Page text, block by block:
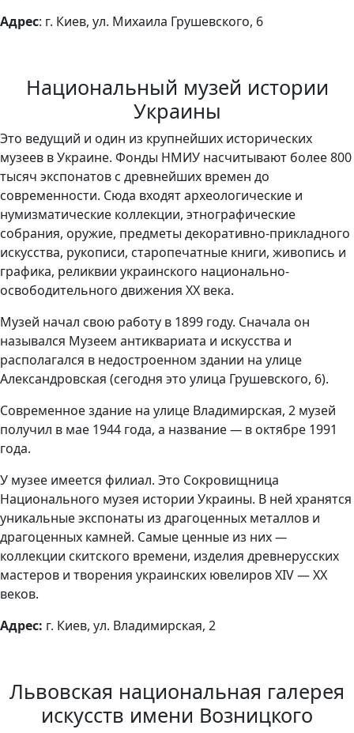
Адрес: г. Киев, ул. Михаила Грушевского, 6
Национальный музей истории
Украины
Это ведущий и один из крупнейших исторических
музеев в Украине. Фонды НМИУ насчитывают более 800
тысяч экспонатов с древнейших времен до
современности. Сюда входят археологические и
нумизматические коллекции, этнографические
собрания, оружие, предметы декоративно-прикладного
искусства, рукописи, старопечатные книги, живопись и
графика, реликвии украинского национально-
освободительного движения XX века.
Музей начал свою работу в 1899 году. Сначала он
назывался Музеем антиквариата и искусства и
располагался в недостроенном здании на улице
Александровская (сегодня это улица Грушевского, 6).
Современное здание на улице Владимирская, 2 музей
получил в мае 1944 года, а название— в октябре 1991
года.
У музее имеется филиал. Это Сокровищница
Национального музея истории Украины. В ней хранятся
уникальные экспонаты из драгоценных металлов и
драгоценных камней. Самые ценные из них—
коллекции скитского времени, изделия древнерусских
мастеров и творения украинских ювелиров XIV — XX
веков.
Адрес: г. Киев, ул. Владимирская, 2
Львовская национальная галерея
искусств имени Возницкого